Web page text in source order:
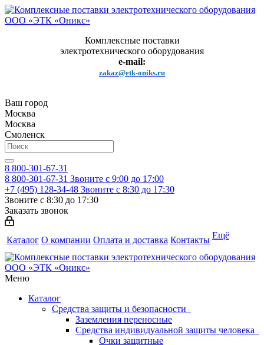
Комплексные поставки
электротехнического оборудования
e-mail:
zakaz@etk-oniks.ru
Ваш город
Москва
Москва
Смоленск
8 800-301-67-31
8 800-301-67-31 Звоните с 9:00 до 17:00
+7 (495) 128-34-48 Звоните с 8:30 до 17:30
Звоните с 8:30 до 17:30
Заказать звонок
Каталог О компании Оплата и доставка Контакты Ещё
Меню
Каталог
Средства защиты и безопасности
Заземления переносные
Средства индивидуальной защиты человека
Очки защитные